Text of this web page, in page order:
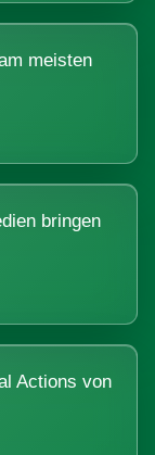
meisten
bringen
Actions von